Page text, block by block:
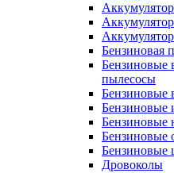
Бензиновая
Бензиновые
пылесосы
Бензиновые
Бензиновые
Бензиновые
Бензиновые
Бензиновые
Дровоколы